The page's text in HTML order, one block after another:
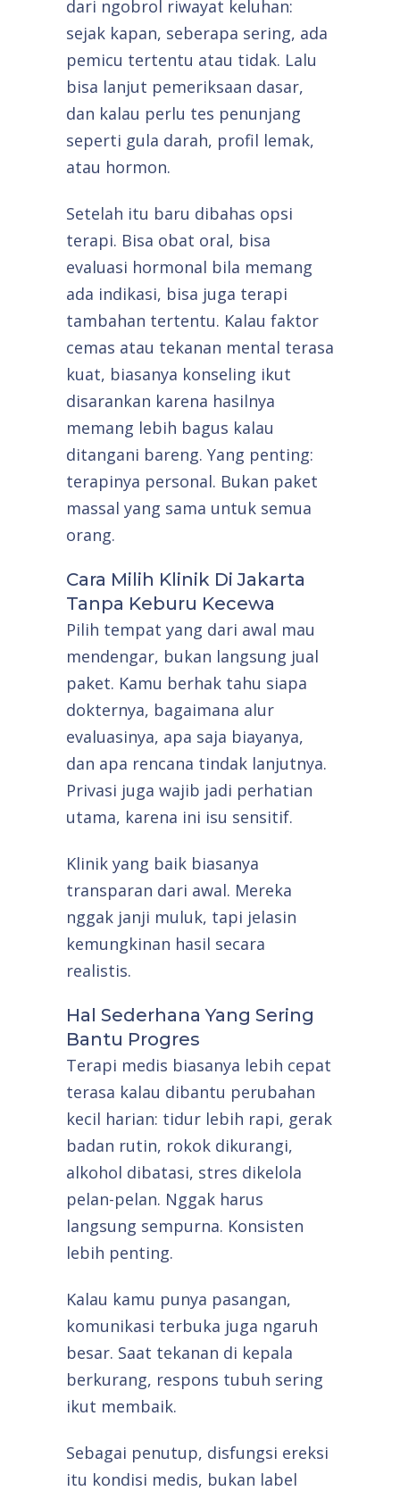
dari ngobrol riwayat keluhan:
sejak kapan, seberapa sering, ada
pemicu tertentu atau tidak. Lalu
bisa lanjut pemeriksaan dasar,
dan kalau perlu tes penunjang
seperti gula darah, profil lemak,
atau hormon.
Setelah itu baru dibahas opsi
terapi. Bisa obat oral, bisa
evaluasi hormonal bila memang
ada indikasi, bisa juga terapi
tambahan tertentu. Kalau faktor
cemas atau tekanan mental terasa
kuat, biasanya konseling ikut
disarankan karena hasilnya
memang lebih bagus kalau
ditangani bareng. Yang penting:
terapinya personal. Bukan paket
massal yang sama untuk semua
orang.
Cara Milih Klinik Di Jakarta
Tanpa Keburu Kecewa
Pilih tempat yang dari awal mau
mendengar, bukan langsung jual
paket. Kamu berhak tahu siapa
dokternya, bagaimana alur
evaluasinya, apa saja biayanya,
dan apa rencana tindak lanjutnya.
Privasi juga wajib jadi perhatian
utama, karena ini isu sensitif.
Klinik yang baik biasanya
transparan dari awal. Mereka
nggak janji muluk, tapi jelasin
kemungkinan hasil secara
realistis.
Hal Sederhana Yang Sering
Bantu Progres
Terapi medis biasanya lebih cepat
terasa kalau dibantu perubahan
kecil harian: tidur lebih rapi, gerak
badan rutin, rokok dikurangi,
alkohol dibatasi, stres dikelola
pelan-pelan. Nggak harus
langsung sempurna. Konsisten
lebih penting.
Kalau kamu punya pasangan,
komunikasi terbuka juga ngaruh
besar. Saat tekanan di kepala
berkurang, respons tubuh sering
ikut membaik.
Sebagai penutup, disfungsi ereksi
itu kondisi medis, bukan label